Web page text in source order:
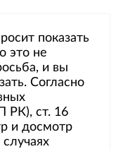
показать
это не
и вы
Согласно
РК), ст. 16
и досмотр